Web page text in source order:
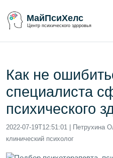
МайПсиХелс
Центр психического здоровья
Как не
специалиста
психического
2022-07-19T12:51:01
| Петрухина
клинический психолог